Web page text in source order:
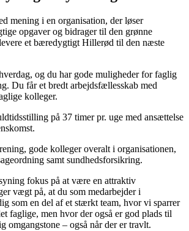
mening i en organisation, der løser
opgaver og bidrager til den grønne
et bæredygtigt Hillerød til den næste
og du har gode muligheder for faglig
Du får et bredt arbejdsfællesskab med
kolleger.
på 37 timer pr. uge med ansættelse
gode kolleger overalt i organisationen,
samt sundhedsforsikring.
fokus på at være en attraktiv
vægt på, at du som medarbejder i
som en del af et stærkt team, hvor vi sparrer
faglige, men hvor der også er god plads til
omgangstone – også når der er travlt.